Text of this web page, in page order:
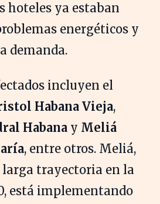
hoteles ya estaban
energéticos y
demanda.
incluyen el
Habana Vieja,
Habana y Meliá
, entre otros. Meliá,
larga trayectoria en la
está implementando